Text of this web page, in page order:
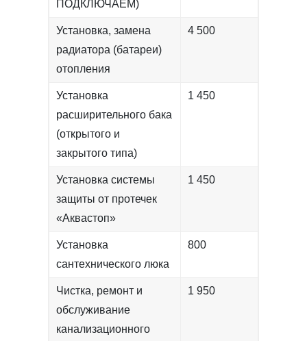
ПОДКЛЮЧАЕМ)
Установка, замена
радиатора (батареи)
отопления
4 500
Установка
расширительного бака
(открытого и
закрытого типа)
1 450
Установка системы
защиты от протечек
«Аквастоп»
1 450
Установка
сантехнического люка
800
Чистка, ремонт и
обслуживание
канализационного
1 950